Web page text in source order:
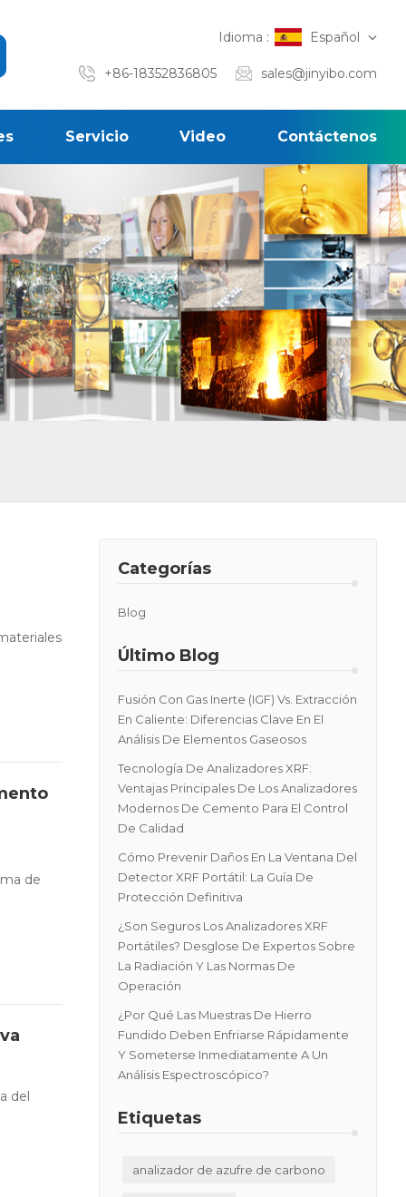
Idioma : Español
+86-18352836805 sales@jinyibo.com
Servicio Video Contáctenos
Categorías
Blog
Último Blog
Fusión Con Gas Inerte (IGF) Vs. Extracción
En Caliente: Diferencias Clave En El
Análisis De Elementos Gaseosos
Tecnología De Analizadores XRF:
Ventajas Principales De Los Analizadores
Modernos De Cemento Para El Control
De Calidad
Cómo Prevenir Daños En La Ventana Del
Detector XRF Portátil: La Guía De
Protección Definitiva
¿Son Seguros Los Analizadores XRF
Portátiles? Desglose De Expertos Sobre
La Radiación Y Las Normas De
Operación
¿Por Qué Las Muestras De Hierro
Fundido Deben Enfriarse Rápidamente
Y Someterse Inmediatamente A Un
Análisis Espectroscópico?
Etiquetas
analizador de azufre de carbono
de
del